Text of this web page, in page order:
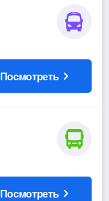
Посмотреть
Посмотреть